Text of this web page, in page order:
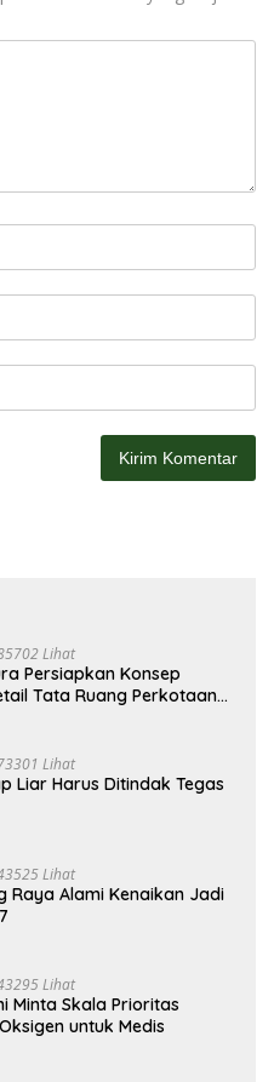
Lihat
Persiapkan Konsep
Tata Ruang Perkotaan
Lihat
Liar Harus Ditindak Tegas
Lihat
Raya Alami Kenaikan Jadi
Lihat
Minta Skala Prioritas
untuk Medis